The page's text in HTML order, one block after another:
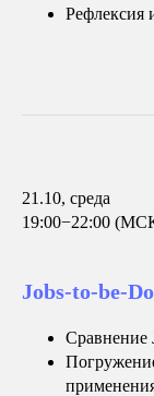
Рефлексия
21.10, среда
19:00−22:00
Jobs-to-be-
Сравнение